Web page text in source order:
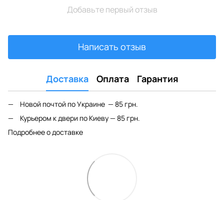
Добавьте первый отзыв
Написать отзыв
Доставка Оплата Гарантия
Новой почтой по Украине — 85 грн.
Курьером к двери по Киеву — 85 грн.
Подробнее о доставке